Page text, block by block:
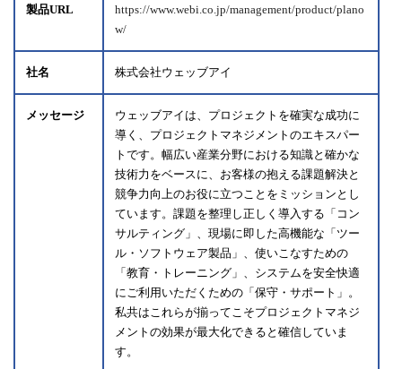
製品URL
https://www.webi.co.jp/management/product/plano
w/
社名 株式会社ウェッブアイ
メッセージ
ウェッブアイは、プロジェクトを確実な成功に
導く、プロジェクトマネジメントのエキスパー
トです。幅広い産業分野における知識と確かな
技術力をベースに、お客様の抱える課題解決と
競争力向上のお役に立つことをミッションとし
ています。課題を整理し正しく導入する「コン
サルティング」、現場に即した高機能な「ツー
ル・ソフトウェア製品」、使いこなすための
「教育・トレーニング」、システムを安全快適
にご利用いただくための「保守・サポート」。
私共はこれらが揃ってこそプロジェクトマネジ
メントの効果が最大化できると確信していま
す。